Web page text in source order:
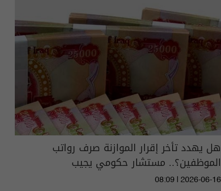
هل يهدد تأخر إقرار الموازنة صرف رواتب
الموظفين؟.. مستشار حكومي يجيب
08:09 | 2026-06-16